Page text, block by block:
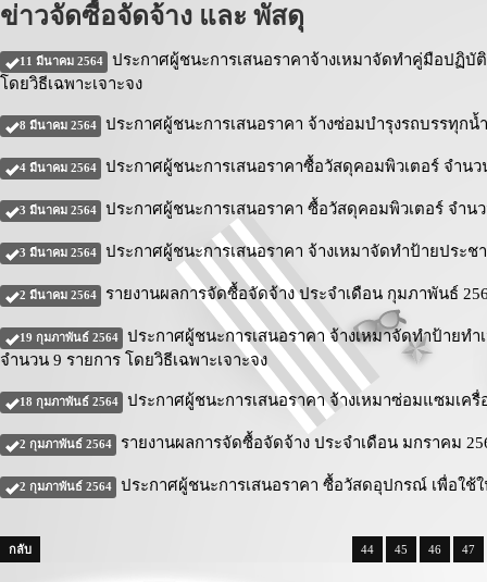
ข่าวจัดซื้อจัดจ้าง และ พัสดุ
11 มีนาคม 2564
ประกาศผู้ชนะการเสนอราคาจ้างเหมาจัดทำคู่มือปฏิ
โดยวิธีเฉพาะเจาะจง
8 มีนาคม 2564 ประกาศผู้ชนะการเสนอราคา จ้างซ่อมบำรุงรถบรรทุกน้
4 มีนาคม 2564 ประกาศผู้ชนะการเสนอราคาซื้อวัสดุคอมพิวเตอร์ จำนว
3 มีนาคม 2564 ประกาศผู้ชนะการเสนอราคา ซื้อวัสดุคอมพิวเตอร์ จำนว
3 มีนาคม 2564 ประกาศผู้ชนะการเสนอราคา จ้างเหมาจัดทำป้ายประ
2 มีนาคม 2564 รายงานผลการจัดซื้อจัดจ้าง ประจำเดือน กุมภาพันธ์
19 กุมภาพันธ์ 2564
ประกาศผู้ชนะการเสนอราคา จ้างเหมาจัดทำป้ายท
จำนวน 9 รายการ โดยวิธีเฉพาะเจาะจง
18 กุมภาพันธ์ 2564 ประกาศผู้ชนะการเสนอราคา จ้างเหมาซ่อมแซมเค
2 กุมภาพันธ์ 2564 รายงานผลการจัดซื้อจัดจ้าง ประจำเดือน มกราคม
2 กุมภาพันธ์ 2564 ประกาศผู้ชนะการเสนอราคา ซื้อวัสดอุปกรณ์ เพื่อใช้
กลับ 44 45 46 47